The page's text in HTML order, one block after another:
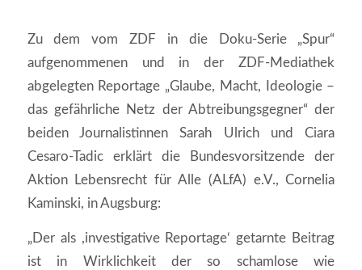
Zu dem vom ZDF in die Doku-Serie „Spur“
aufgenommenen und in der ZDF-Mediathek
abgelegten Reportage „Glaube, Macht, Ideologie –
das gefährliche Netz der Abtreibungsgegner“ der
beiden Journalistinnen Sarah Ulrich und Ciara
Cesaro-Tadic erklärt die Bundesvorsitzende der
Aktion Lebensrecht für Alle (ALfA) e.V., Cornelia
Kaminski, in Augsburg:
„Der als ,investigative Reportage‘ getarnte Beitrag
ist in Wirklichkeit der so schamlose wie